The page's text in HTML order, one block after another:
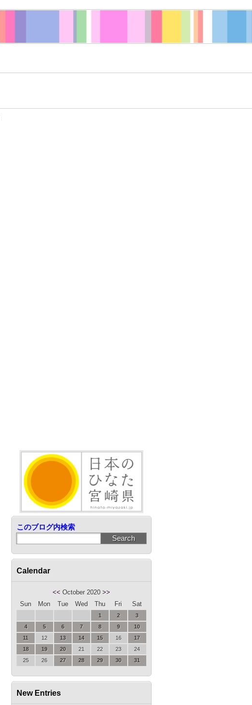
このブログ内検索
Calendar
<< October 2020 >>
Sun
Mon Tue Wed Thu Fri Sat
1 2
3
4
5 6 7 8 9
10
11
12 13 14 15 16
17
18
19 20 21 22 23
24
25
26 27 28 29 30 31
New Entries